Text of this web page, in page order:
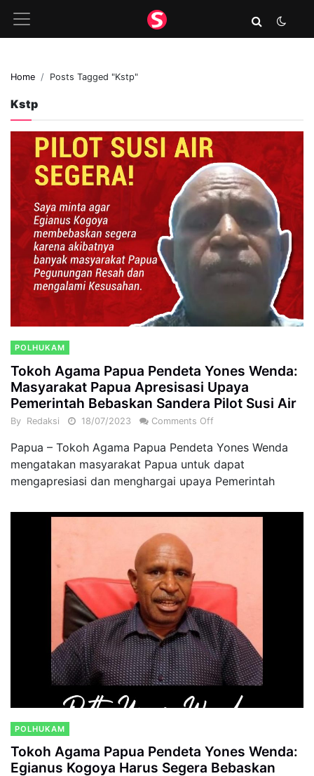
Home Posts Tagged "Kstp"
Kstp
POLHUKAM
Tokoh Agama Papua Pendeta Yones Wenda:
Masyarakat Papua Apresisasi Upaya
Pemerintah Bebaskan Sandera Pilot Susi Air
By Redaksi 18/07/2023 Comments Off
Papua – Tokoh Agama Papua Pendeta Yones Wenda
mengatakan masyarakat Papua untuk dapat
mengapresiasi dan menghargai upaya Pemerintah
POLHUKAM
Tokoh Agama Papua Pendeta Yones Wenda:
Egianus Kogoya Harus Segera Bebaskan